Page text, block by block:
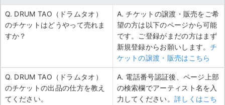
Q. DRUM TAO（ドラムタオ）
のチケットはどうやって売れま
すか？
A. チケットの譲渡・販売をご希
望の方は以下のページから可能
です。ご登録がまだの方はまず
新規登録からお願いします。チ
ケットの譲渡・販売はこちら
Q. DRUM TAO（ドラムタオ）
のチケットの出品の仕方を教え
てください。
A. 電話番号認証後、ページ上部
の検索欄でアーティスト名を入
力してください。 詳しくはこち